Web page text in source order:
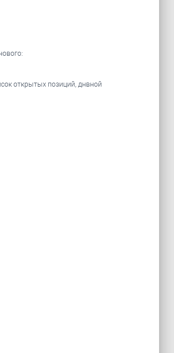
открытых позиций, днвной